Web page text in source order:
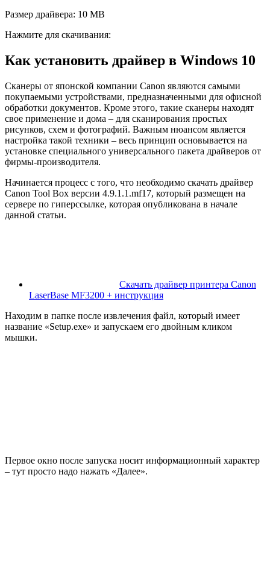
Размер драйвера: 10 MB
Нажмите для скачивания:
Как установить драйвер в Windows 10
Сканеры от японской компании Canon являются самыми
покупаемыми устройствами, предназначенными для офисной
обработки документов. Кроме этого, такие сканеры находят
свое применение и дома – для сканирования простых
рисунков, схем и фотографий. Важным нюансом является
настройка такой техники – весь принцип основывается на
установке специального универсального пакета драйверов от
фирмы-производителя.
Начинается процесс с того, что необходимо скачать драйвер
Canon Tool Box версии 4.9.1.1.mf17, который размещен на
сервере по гиперссылке, которая опубликована в начале
данной статьи.
Скачать драйвер принтера Canon
LaserBase MF3200 + инструкция
Находим в папке после извлечения файл, который имеет
название «Setup.exe» и запускаем его двойным кликом
мышки.
Первое окно после запуска носит информационный характер
– тут просто надо нажать «Далее».